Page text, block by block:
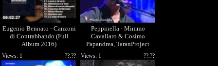
Eugenio Bennato - Canzoni
di Contrabbando (Full
Album 2016)
Peppinella - Mimmo
Cavallaro & Cosimo
Papandrea, TaranProject
(Kaulonia Tarantella
Festival 2011)
??.??
Views: 1 ??.??
Views: 1